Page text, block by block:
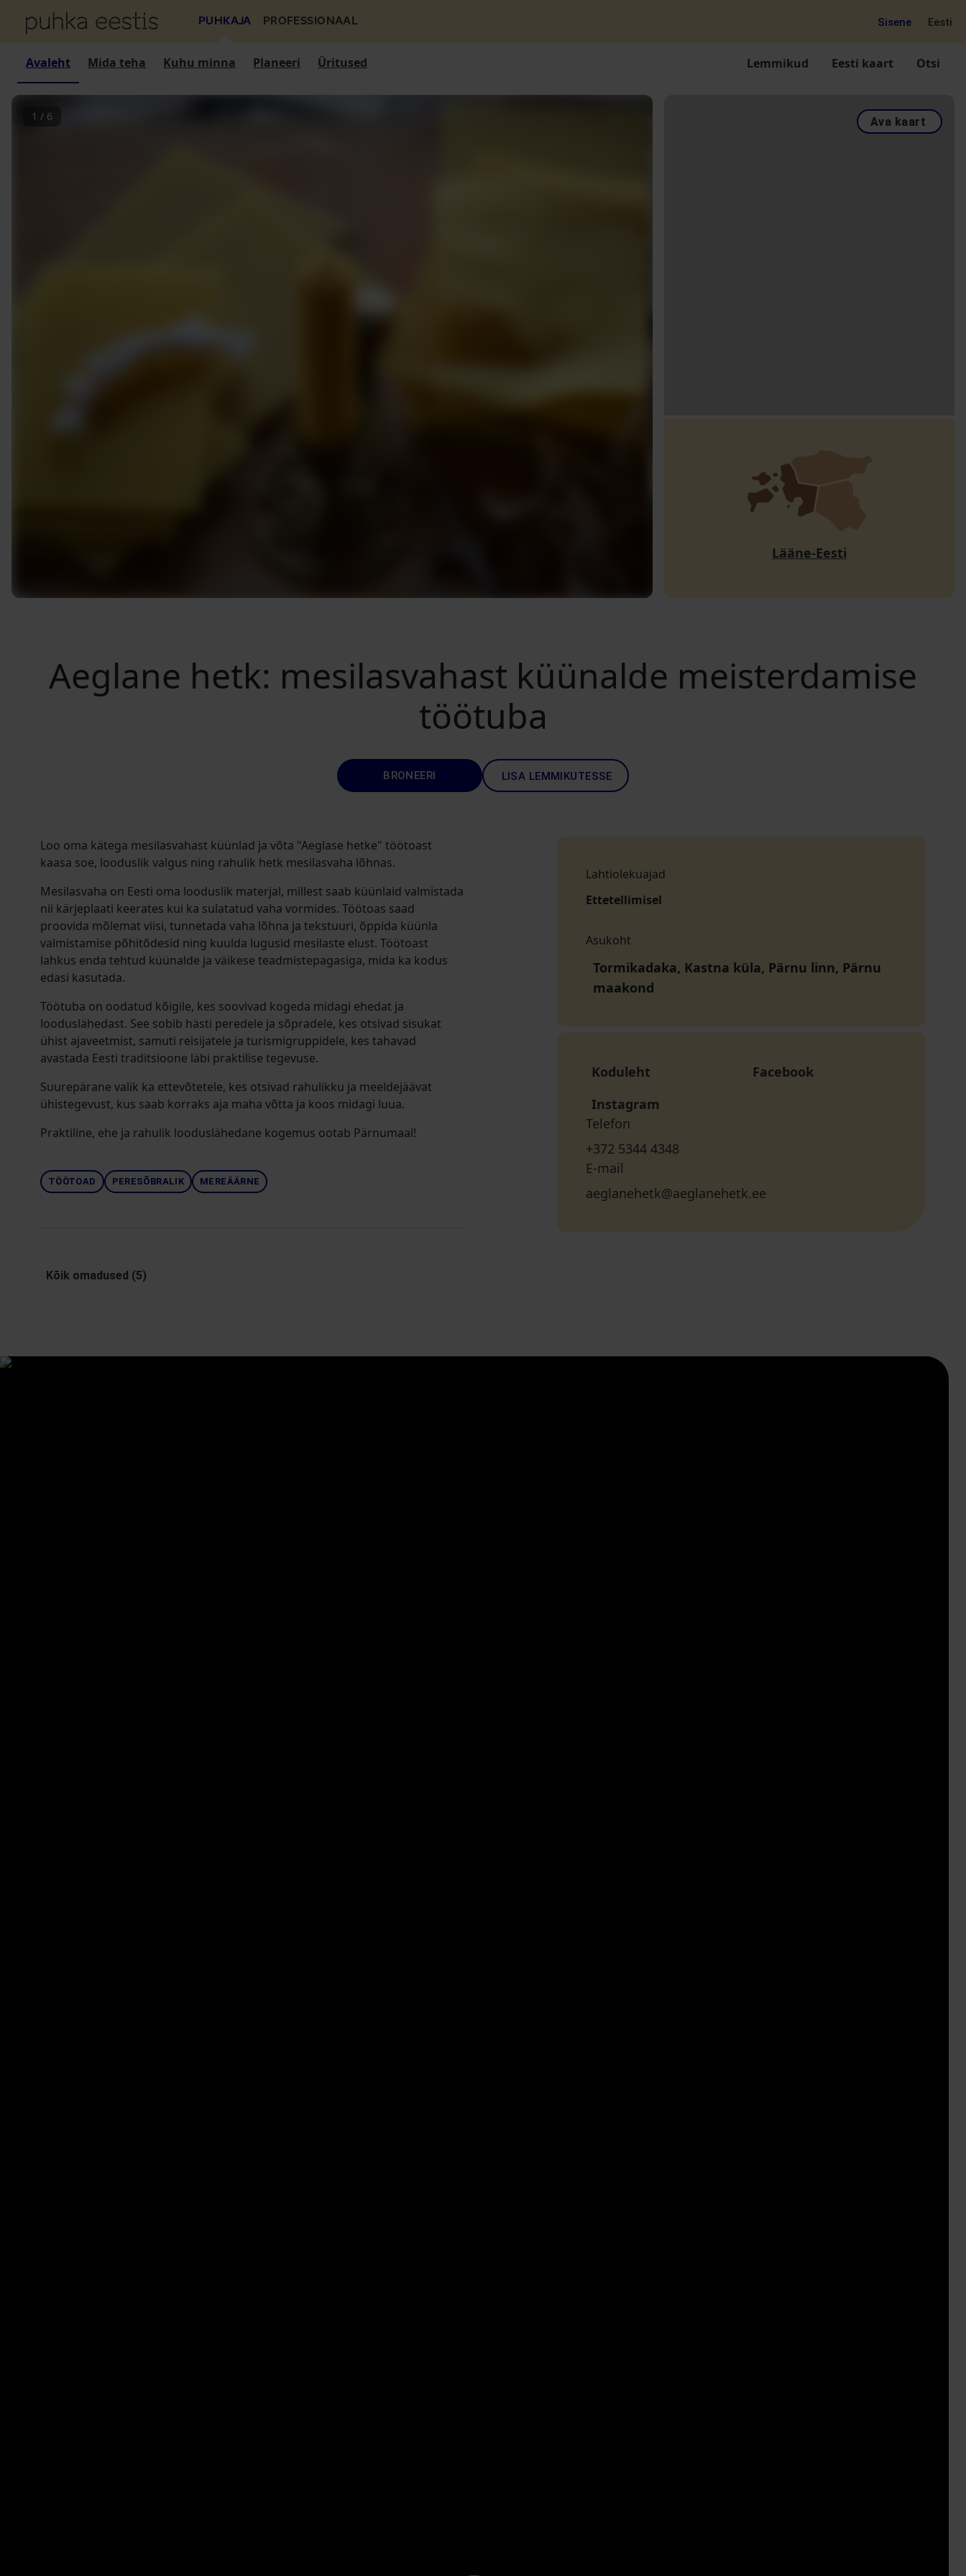
PUHKAJA PROFESSIONAAL Sisene Eesti
Avaleht Mida teha Kuhu minna Planeeri Üritused Lemmikud Eesti kaart Otsi
1 / 6 Ava kaart
Lääne-Eesti
Aeglane hetk: mesilasvahast küünalde meisterdamise
töötuba
BRONEERI LISA LEMMIKUTESSE
Loo oma kätega mesilasvahast küünlad ja võta "Aeglase hetke" töötoast
kaasa soe, looduslik valgus ning rahulik hetk mesilasvaha lõhnas.
Mesilasvaha on Eesti oma looduslik materjal, millest saab küünlaid valmistada
nii kärjeplaati keerates kui ka sulatatud vaha vormides. Töötoas saad
proovida mõlemat viisi, tunnetada vaha lõhna ja tekstuuri, õppida küünla
valmistamise põhitõdesid ning kuulda lugusid mesilaste elust. Töötoast
lahkus enda tehtud küünalde ja väikese teadmistepagasiga, mida ka kodus
edasi kasutada.
Töötuba on oodatud kõigile, kes soovivad kogeda midagi ehedat ja
looduslähedast. See sobib hästi peredele ja sõpradele, kes otsivad sisukat
ühist ajaveetmist, samuti reisijatele ja turismigruppidele, kes tahavad
avastada Eesti traditsioone läbi praktilise tegevuse.
Suurepärane valik ka ettevõtetele, kes otsivad rahulikku ja meeldejäävat
ühistegevust, kus saab korraks aja maha võtta ja koos midagi luua.
Praktiline, ehe ja rahulik looduslähedane kogemus ootab Pärnumaal!
TÖÖTOAD PERESÕBRALIK MEREÄÄRNE
Kõik omadused (5)
Lahtiolekuajad
Ettetellimisel
Asukoht
Tormikadaka, Kastna küla, Pärnu linn, Pärnu
maakond
Koduleht
Facebook
Instagram
Telefon
+372 5344 4348
E-mail
aeglanehetk@aeglanehetk.ee